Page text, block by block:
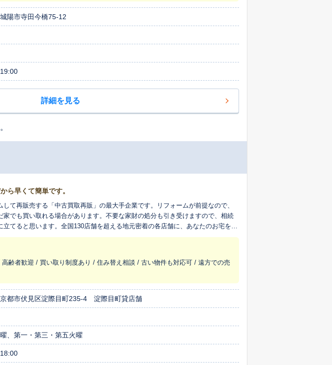
様のペースを尊重し、より良い選択肢を一緒に見つけるパートナーでありたい
はもちろん、ご相続された不動産の活用や空き家対策など、様々なご事情が関係
め
せることで、お客様にとってより良い売却の実現を目指します。お客様の想いを
陽市寺田今橋75-12
詳細を見る
ら早くて簡単です。
て再販売する「中古買取再販」の最大手企業です。リフォームが前提なので、
でも買い取れる場合があります。不要な家財の処分も引き受けますので、相続
てると思います。全国130店舗を超える地元密着の各店舗に、あなたのお宅を生
させてください。
齢者歓迎 / 買い取り制度あり / 住み替え相談 / 古い物件も対応可 / 遠方での売
都市伏見区淀際目町235-4 淀際目町貸店舗
、第一・第三・第五火曜